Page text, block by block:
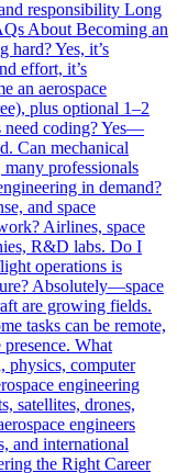
responsibility Long
About Becoming an
hard? Yes, it’s
effort, it’s
an aerospace
plus optional 1–2
need coding? Yes—
Can mechanical
many professionals
in demand?
and space
Airlines, space
R&D labs. Do I
operations is
Absolutely—space
are growing fields.
tasks can be remote,
What
physics, computer
engineering
satellites, drones,
engineers
and international
the Right Career